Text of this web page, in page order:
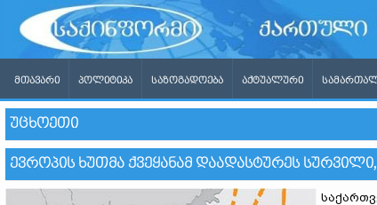
ᲛᲗᲐᲕᲐᲠᲘ ᲞᲝᲚᲘᲢᲘᲙᲐ ᲡᲐᲖᲝᲒᲐᲓᲝᲔᲑᲐ ᲐᲥᲢᲣᲐᲚᲣᲠᲘ
ᲣᲪᲮᲝᲔᲗᲘ
ᲔᲕᲠᲝᲞᲘᲡ ᲮᲣᲗᲛᲐ ᲥᲕᲔᲧᲐᲜᲐᲛ ᲓᲐᲐᲓᲐᲡᲢᲣᲠᲔᲡ